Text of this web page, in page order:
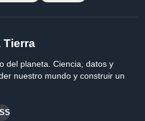
Tierra
del planeta. Ciencia, datos y
nuestro mundo y construir un